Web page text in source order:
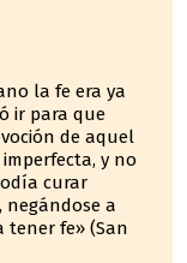
la fe era ya
ir para que
de aquel
y no
curar
negándose a
tener fe» (San